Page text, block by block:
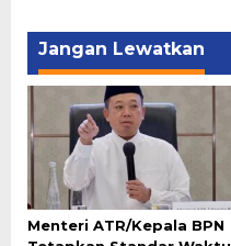
Jangan Lewatkan
Menteri ATR/Kepala BPN